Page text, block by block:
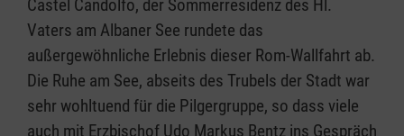
Castel Candolfo, der Sommerresidenz des Hl.
Vaters am Albaner See rundete das
außergewöhnliche Erlebnis dieser Rom-Wallfahrt ab.
Die Ruhe am See, abseits des Trubels der Stadt war
sehr wohltuend für die Pilgergruppe, so dass viele
auch mit Erzbischof Udo Markus Bentz ins Gespräch